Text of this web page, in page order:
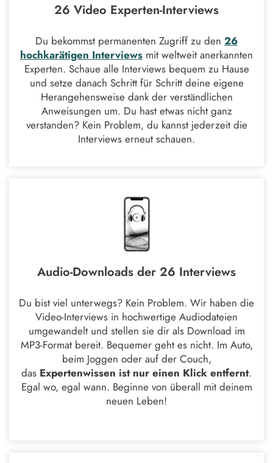
26 Video Experten-Interviews
Du bekommst permanenten Zugriff zu den 26
hochkarätigen Interviews mit weltweit anerkannten
Experten. Schaue alle Interviews bequem zu Hause
und setze danach Schritt für Schritt deine eigene
Herangehensweise dank der verständlichen
Anweisungen um. Du hast etwas nicht ganz
verstanden? Kein Problem, du kannst jederzeit die
Interviews erneut schauen.
Audio-Downloads der 26 Interviews
Du bist viel unterwegs? Kein Problem. Wir haben die
Video-Interviews in hochwertige Audiodateien
umgewandelt und stellen sie dir als Download im
MP3-Format bereit. Bequemer geht es nicht. Im Auto,
beim Joggen oder auf der Couch,
das Expertenwissen ist nur einen Klick entfernt.
Egal wo, egal wann. Beginne von überall mit deinem
neuen Leben!